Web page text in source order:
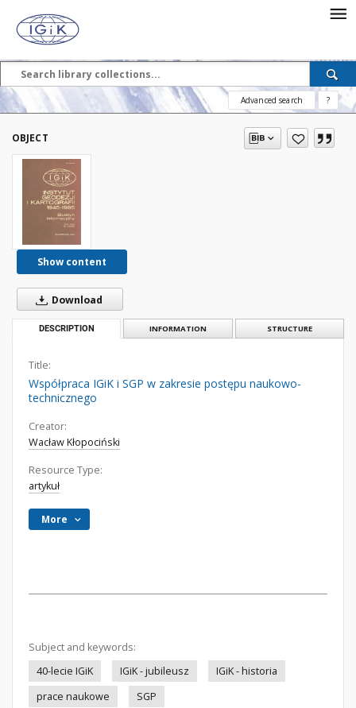
Advanced search ?
OBJECT
Show content
Download
DESCRIPTION INFORMATION STRUCTURE
Title:
Współpraca IGiK i SGP w zakresie postępu naukowo-
technicznego
Creator:
Wacław Kłopociński
Resource Type:
artykuł
More
Subject and keywords:
40-lecie IGiK
IGiK - jubileusz
IGiK - historia
prace naukowe
SGP